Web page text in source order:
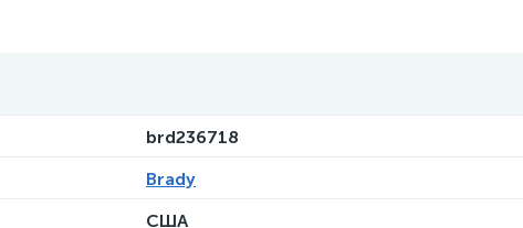
brd236718
Brady
США